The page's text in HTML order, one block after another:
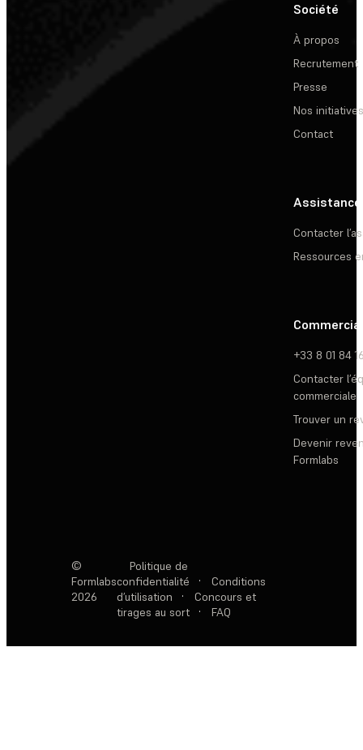
Société
À propos
Recrutement
Presse
Nos initiatives
Contact
Assistance
Contacter
Ressources
Commercial
+33 8 01 84
Contacter
commerciale
Trouver un
Devenir
Formlabs
©
Formlabs
2026
Politique de
confidentialité
·
Conditions
d’utilisation
·
Concours et
tirages au sort
· FAQ